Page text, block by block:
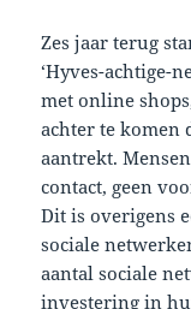
Zes jaar terug
‘Hyves-achtige-
met online
achter te komen
aantrekt.
contact, geen
Dit is overigens
sociale
aantal sociale
investering in